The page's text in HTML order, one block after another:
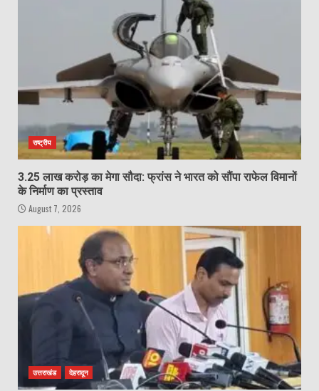
राष्ट्रीय
3.25 लाख करोड़ का मेगा सौदा: फ्रांस ने भारत को सौंपा राफेल विमानों
के निर्माण का प्रस्ताव
August 7, 2026
उत्तराखंड देहरादून